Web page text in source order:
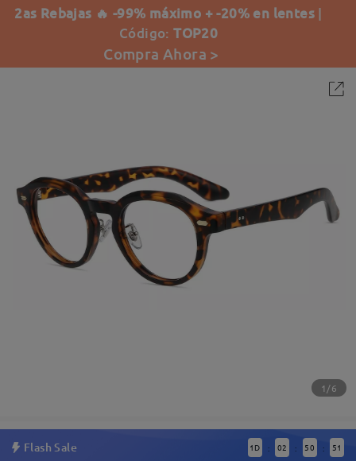
2as Rebajas 🔥 -99% máximo + -20% en lentes |
Código:TOP20
Compra Ahora >
1/6
Flash Sale 1 D : 02 : 50 : 50